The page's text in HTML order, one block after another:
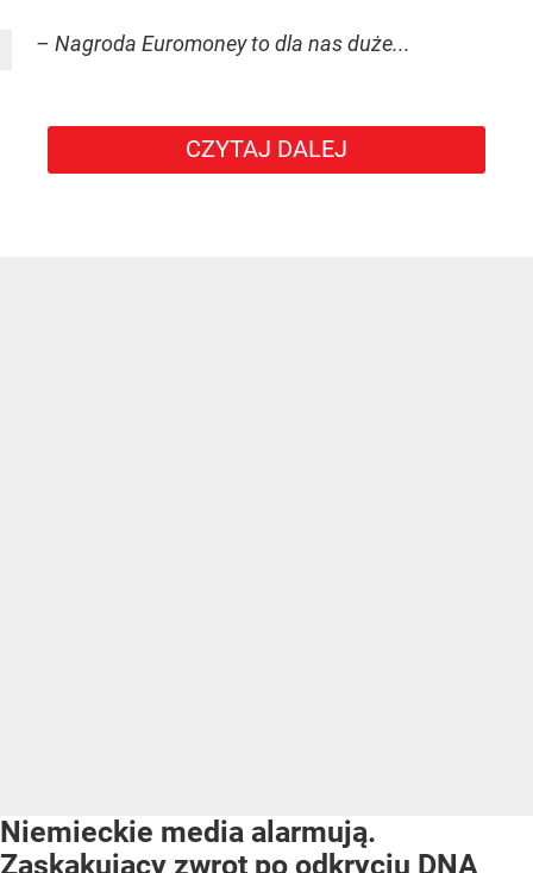
– Nagroda Euromoney to dla nas duże...
CZYTAJ DALEJ
Niemieckie media alarmują.
Zaskakujący zwrot po odkryciu DNA